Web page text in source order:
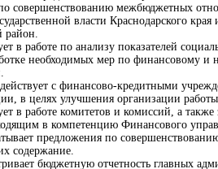
совершенствованию межбюджетных
власти Краснодарского
район.
в работе по анализу показателей
необходимых мер по финансовому и
с финансово-кредитными
в целях улучшения организации
в работе комитетов и комиссий, а
в компетенцию Финансового
предложения по
содержание.
бюджетную отчетность главных